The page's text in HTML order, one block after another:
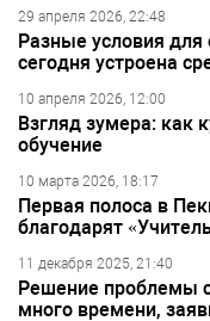
29 апреля 2026, 22:48
Разные условия для
сегодня устроена
10 апреля 2026, 12:00
Взгляд зумера: как
обучение
10 марта 2026, 18:17
Первая полоса в
благодарят
11 декабря 2025, 21:40
Решение проблемы
много времени,